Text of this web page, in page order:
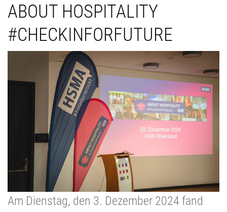
ABOUT HOSPITALITY
#CHECKINFORFUTURE
Am Dienstag, den 3. Dezember 2024 fand